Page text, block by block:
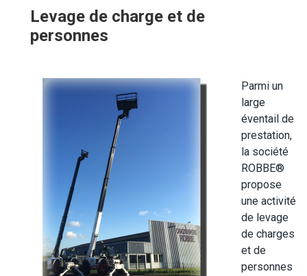
Levage de charge et de
personnes
Parmi un
large
éventail de
prestation,
la société
ROBBE®
propose
une activité
de levage
de charges
et de
personnes